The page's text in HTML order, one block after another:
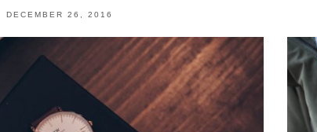
DECEMBER 26, 2016